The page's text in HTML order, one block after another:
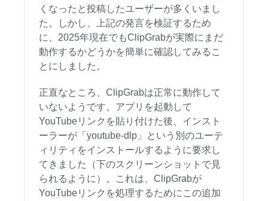
くなったと投稿したユーザーが多くいまし
た。しかし、上記の発言を検証するため
に、2025年現在でもClipGrabが実際にまだ
動作するかどうかを簡単に確認してみるこ
とにしました。
正直なところ、ClipGrabは正常に動作して
いないようです。アプリを起動して
YouTubeリンクを貼り付けた後、インスト
ーラーが「youtube-dlp」という別のユーテ
ィリティをインストールするように要求し
てきました（下のスクリーンショットで見
られるように）。これは、ClipGrabが
YouTubeリンクを処理するためにこの追加